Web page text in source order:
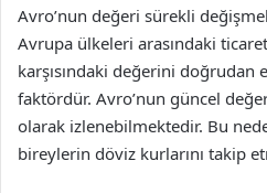
Avro’nun değeri sürekli
Avrupa ülkeleri arasındaki
karşısındaki değerini
faktördür. Avro’nun güncel
olarak izlenebilmektedir. Bu
bireylerin döviz kurlarını takip